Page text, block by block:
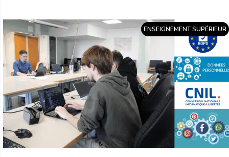
ENSEIGNEMENT SUPÉRIEUR